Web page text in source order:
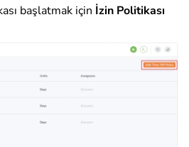
başlatmak için İzin Politikası